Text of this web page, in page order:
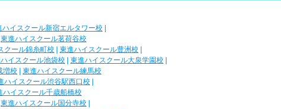
ハイスクール新宿エルタワー校
東進ハイスクール茗荷谷校
クール錦糸町校 東進ハイスクール豊洲校
イスクール池袋校 東進ハイスクール大泉学園校
増校
東進ハイスクール練馬校
ハイスクール渋谷駅西口校
ハイスクール千歳船橋校
東進ハイスクール国分寺校